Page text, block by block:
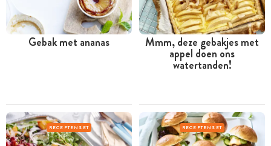
Gebak met ananas Mmm, deze gebakjes met
appel doen ons
watertanden!
RECEPTENSET RECEPTENSET